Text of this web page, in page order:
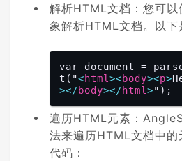
解析HTML文档：您可
象解析HTML文档。以下
var document =
t("<html ><body><p>
></body></html >
遍历HTML元素：
法来遍历HTML文档中的
代码：